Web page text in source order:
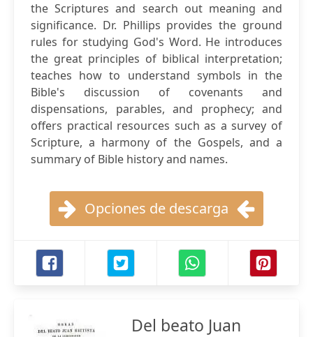
the Scriptures and search out meaning and
significance. Dr. Phillips provides the ground
rules for studying God's Word. He introduces
the great principles of biblical interpretation;
teaches how to understand symbols in the
Bible's discussion of covenants and
dispensations, parables, and prophecy; and
offers practical resources such as a survey of
Scripture, a harmony of the Gospels, and a
summary of Bible history and names.
Opciones de descarga
Del beato Juan